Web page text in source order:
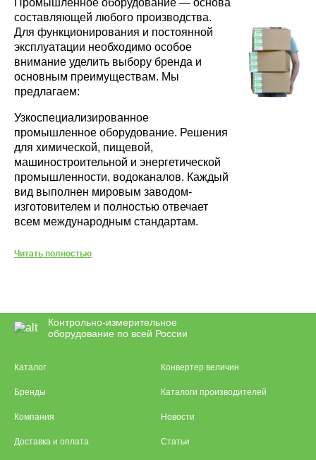
Промышленное оборудование — основа
составляющей любого производства.
Для функционирования и постоянной
эксплуатации необходимо особое
внимание уделить выбору бренда и
основным преимуществам. Мы
предлагаем:
Узкоспециализированное
промышленное оборудование. Решения
для химической, пищевой,
машиностроительной и энергетической
промышленности, водоканалов. Каждый
вид выполнен мировым заводом-
изготовителем и полностью отвечает
всем международным стандартам.
Читать полностью
Контрольно-измерительное
оборудование по всей России
Каталог
Бренды
Компания
Доставка и оплата
Конвертер величин
Каталоги производителей
Новости
Статьи